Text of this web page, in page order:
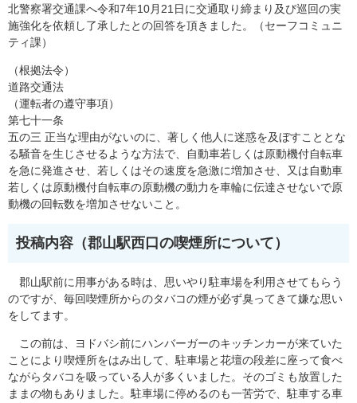
北警察署交通課へ令和7年10月21日に交通取り締まり及び巡回の実
施強化を依頼し了承したとの回答を頂きました。（セーフコミュニ
ティ課）
（根拠法令）
道路交通法
（運転者の遵守事項）
第七十一条
五の三 正当な理由がないのに、著しく他人に迷惑を及ぼすこととな
る騒音を生じさせるような方法で、自動車若しくは原動機付自転車
を急に発進させ、若しくはその速度を急激に増加させ、又は自動車
若しくは原動機付自転車の原動機の動力を車輪に伝達させないで原
動機の回転数を増加させないこと。
投稿内容（郡山駅西口の喫煙所について​）
郡山駅前に用事がある時は、思いやり駐車場を利用させてもらう
のですが、毎回喫煙所からのタバコの煙が必ず臭ってきて嫌な思い
をしてます。
この前は、ヨドバシ前にハンバーガーのキッチンカーが来ていた
ことにより喫煙所をはみ出して、駐車場と花壇の段差に座って食べ
ながらタバコを吸っている人が多くいました。そのゴミも放置した
ままの物もありました。駐車場に停めるのも一苦労で、駐車する車